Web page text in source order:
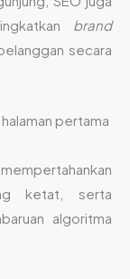
brand
secara
pertama
ketat, serta
algoritma